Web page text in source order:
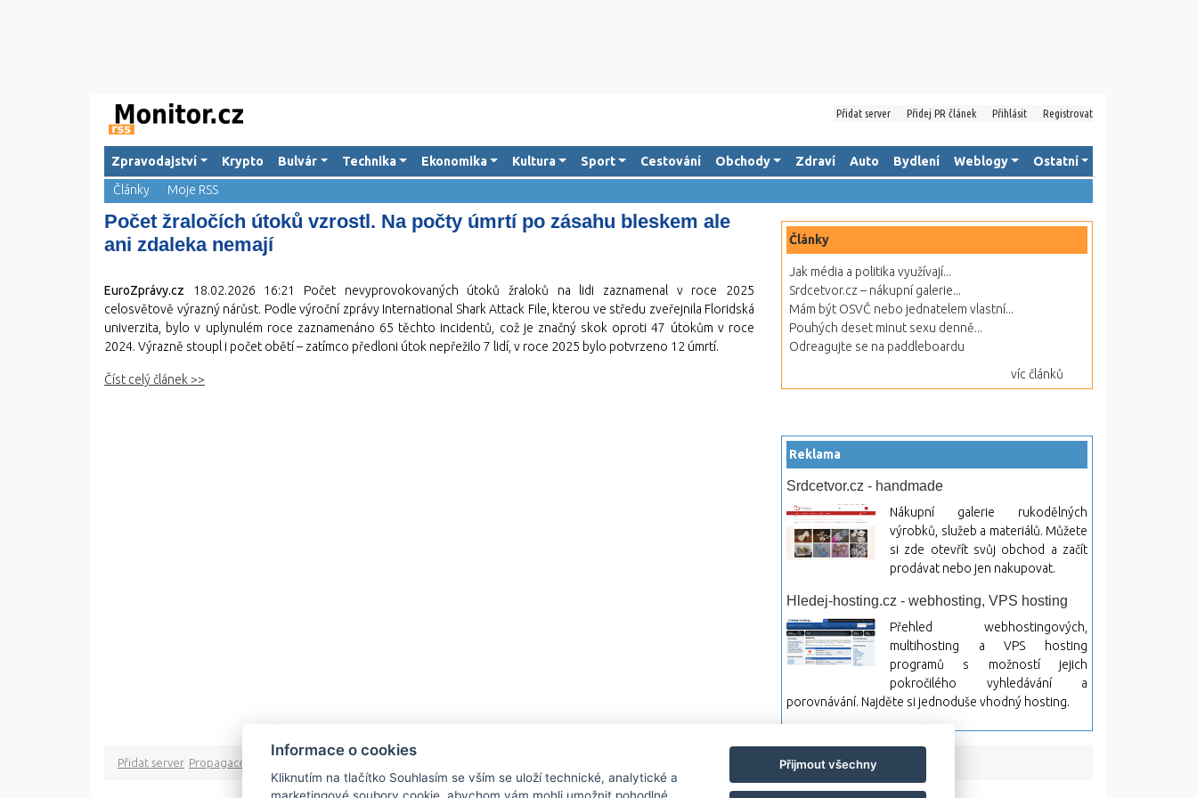
Přidat server Přidej PR článek Přihlásit Registrovat
Zpravodajství Krypto Bulvár Technika Ekonomika Kultura Sport Cestování Obchody Zdraví Auto Bydlení Weblogy
Ostatní
Články
Moje RSS
Počet žraločích útoků vzrostl. Na počty úmrtí po zásahu bleskem ale
ani zdaleka nemají
EuroZprávy.cz 18.02.2026 16:21
Počet nevyprovokovaných útoků žraloků na lidi zaznamenal v roce 2025
celosvětově výrazný nárůst. Podle výroční zprávy International Shark Attack File, kterou ve středu zveřejnila Floridská
univerzita, bylo v uplynulém roce zaznamenáno 65 těchto incidentů, což je značný skok oproti 47 útokům v roce
2024. Výrazně stoupl i počet obětí – zatímco předloni útok nepřežilo 7 lidí, v roce 2025 bylo potvrzeno 12 úmrtí.
Číst celý článek >>
Články
Jak média a politika využívají...
Srdcetvor.cz – nákupní galerie...
Mám být OSVČ nebo jednatelem vlastní...
Pouhých deset minut sexu denně...
Odreagujte se na paddleboardu
víc článků
Reklama
Srdcetvor.cz - handmade
Nákupní galerie rukodělných
výrobků, služeb a materiálů. Můžete
si zde otevřít svůj obchod a začít
prodávat nebo jen nakupovat.
Hledej-hosting.cz - webhosting, VPS hosting
Přehled webhostingových,
multihosting a VPS hosting
programů s možností jejich
pokročilého vyhledávání a
porovnávání. Najděte si jednoduše vhodný hosting.
Přidat server Propagace
Informace o cookies
Kliknutím na tlačítko Souhlasím se vším se uloží technické, analytické a
Přijmout všechny